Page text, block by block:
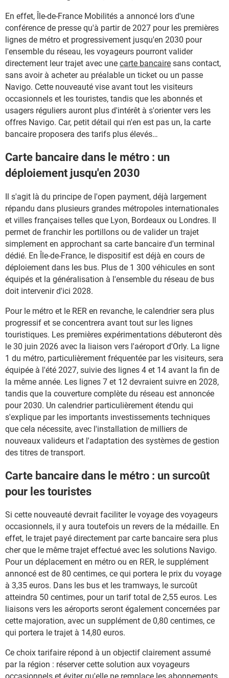
En effet, Île-de-France Mobilités a annoncé lors d'une
conférence de presse qu'à partir de 2027 pour les premières
lignes de métro et progressivement jusqu'en 2030 pour
l'ensemble du réseau, les voyageurs pourront valider
directement leur trajet avec une carte bancaire sans contact,
sans avoir à acheter au préalable un ticket ou un passe
Navigo. Cette nouveauté vise avant tout les visiteurs
occasionnels et les touristes, tandis que les abonnés et
usagers réguliers auront plus d'intérêt à s'orienter vers les
offres Navigo. Car, petit détail qui n'en est pas un, la carte
bancaire proposera des tarifs plus élevés…
Carte bancaire dans le métro : un
déploiement jusqu'en 2030
Il s'agit là du principe de l'open payment, déjà largement
répandu dans plusieurs grandes métropoles internationales
et villes françaises telles que Lyon, Bordeaux ou Londres. Il
permet de franchir les portillons ou de valider un trajet
simplement en approchant sa carte bancaire d'un terminal
dédié. En Île-de-France, le dispositif est déjà en cours de
déploiement dans les bus. Plus de 1 300 véhicules en sont
équipés et la généralisation à l'ensemble du réseau de bus
doit intervenir d'ici 2028.
Pour le métro et le RER en revanche, le calendrier sera plus
progressif et se concentrera avant tout sur les lignes
touristiques. Les premières expérimentations débuteront dès
le 30 juin 2026 avec la liaison vers l'aéroport d'Orly. La ligne
1 du métro, particulièrement fréquentée par les visiteurs, sera
équipée à l'été 2027, suivie des lignes 4 et 14 avant la fin de
la même année. Les lignes 7 et 12 devraient suivre en 2028,
tandis que la couverture complète du réseau est annoncée
pour 2030. Un calendrier particulièrement étendu qui
s'explique par les importants investissements techniques
que cela nécessite, avec l'installation de milliers de
nouveaux valideurs et l'adaptation des systèmes de gestion
des titres de transport.
Carte bancaire dans le métro : un surcoût
pour les touristes
Si cette nouveauté devrait faciliter le voyage des voyageurs
occasionnels, il y aura toutefois un revers de la médaille. En
effet, le trajet payé directement par carte bancaire sera plus
cher que le même trajet effectué avec les solutions Navigo.
Pour un déplacement en métro ou en RER, le supplément
annoncé est de 80 centimes, ce qui portera le prix du voyage
à 3,35 euros. Dans les bus et les tramways, le surcoût
atteindra 50 centimes, pour un tarif total de 2,55 euros. Les
liaisons vers les aéroports seront également concernées par
cette majoration, avec un supplément de 0,80 centimes, ce
qui portera le trajet à 14,80 euros.
Ce choix tarifaire répond à un objectif clairement assumé
par la région : réserver cette solution aux voyageurs